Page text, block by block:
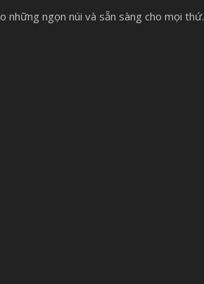
những ngọn núi và sẵn sàng cho mọi thứ.